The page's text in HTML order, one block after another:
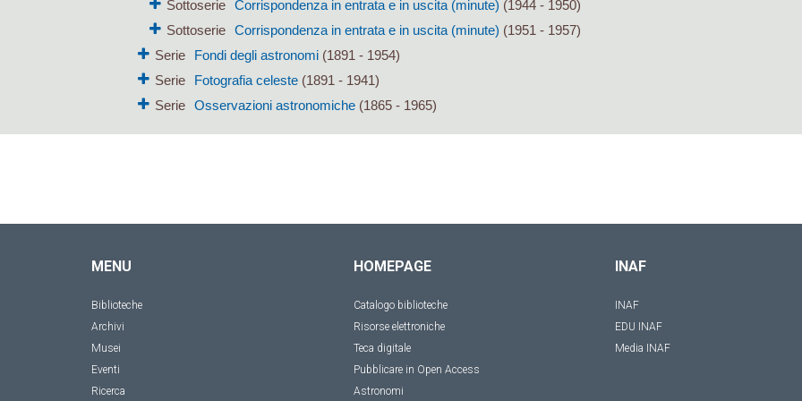
Sottoserie
Corrispondenza in entrata e in uscita (minute) (1944 - 1950)
Sottoserie
Corrispondenza in entrata e in uscita (minute) (1951 - 1957)
Serie
Fondi degli astronomi(1891 - 1954)
Serie
Fotografia celeste(1891 - 1941)
Serie Osservazioni astronomiche(1865 - 1965)
MENU
Biblioteche
Archivi
Musei
Eventi
Ricerca
HOMEPAGE
Catalogo biblioteche
Risorse elettroniche
Teca digitale
Pubblicare in Open Access
Astronomi
INAF
INAF
EDU INAF
Media INAF